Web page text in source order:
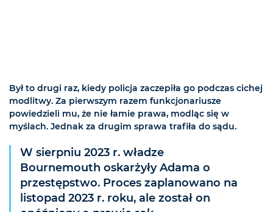
Był to drugi raz, kiedy policja zaczepiła go podczas cichej
modlitwy. Za pierwszym razem funkcjonariusze
powiedzieli mu, że nie łamie prawa, modląc się w
myślach. Jednak za drugim sprawa trafiła do sądu.
W sierpniu 2023 r. władze
Bournemouth oskarżyły Adama o
przestępstwo. Proces zaplanowano na
listopad 2023 r. roku, ale został on